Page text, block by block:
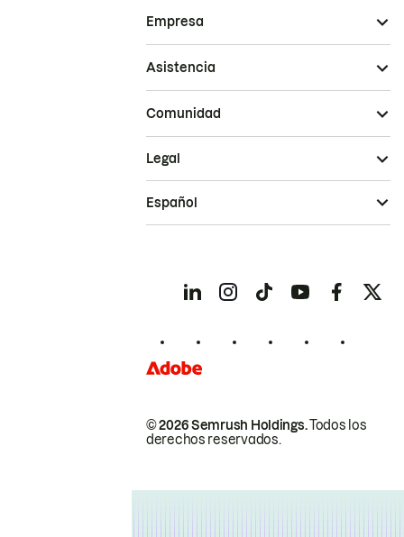
Empresa
Asistencia
Comunidad
© 2026 Semrush Holdings.Todos los
derechos reservados.
Legal
Español